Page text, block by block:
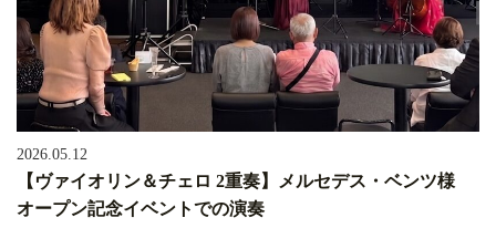
2026.05.12
【ヴァイオリン＆チェロ 2重奏】メルセデス・ベンツ様
オープン記念イベントでの演奏